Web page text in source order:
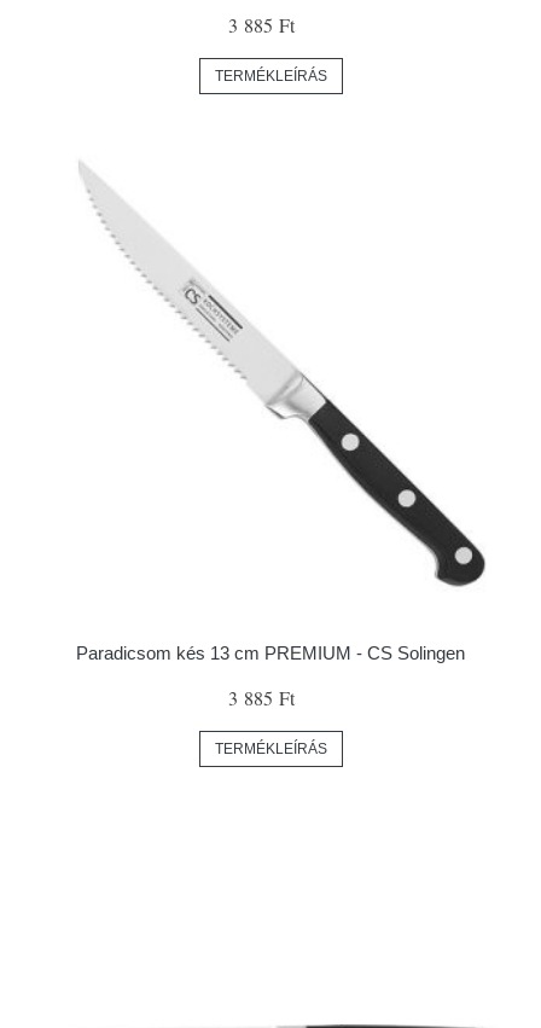
3 885 Ft
TERMÉKLEÍRÁS
Paradicsom kés 13 cm PREMIUM - CS Solingen
3 885 Ft
TERMÉKLEÍRÁS